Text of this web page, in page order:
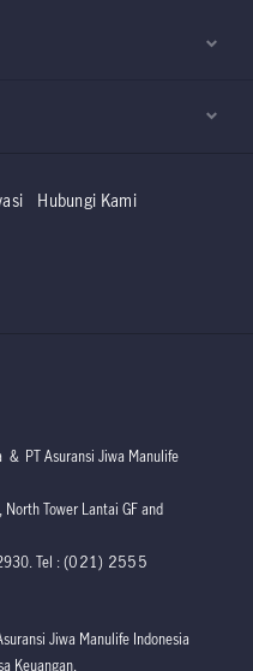
Hubungi Kami
PT Asuransi Jiwa Manulife
Tower Lantai GF and
Tel :(021) 2555
Jiwa Manulife Indonesia
Keuangan.